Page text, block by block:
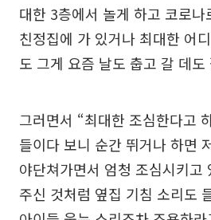
대한 3층에서 놀게 하고 코로나
친정집에 가 있거나 최대한 어
도 그게 요즘 날도 춥고 갈 데
그러면서 “최대한 조심한다고
들이다 보니 순간 뛰거나 하면
야단쳐가면서 엄청 조심시키고
주신 것처럼 옆집 기침 소리도